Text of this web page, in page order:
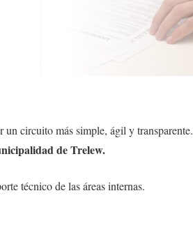
un circuito más simple, ágil y transparente.
de Trelew.
técnico de las áreas internas.